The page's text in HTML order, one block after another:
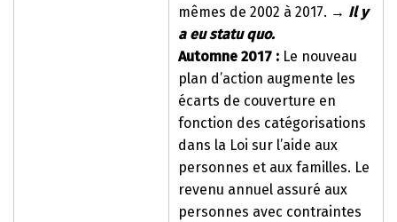
mêmes de 2002 à 2017. → Il y
a eu statu quo.
Automne 2017 : Le nouveau
plan d’action augmente les
écarts de couverture en
fonction des catégorisations
dans la Loi sur l’aide aux
personnes et aux familles. Le
revenu annuel assuré aux
personnes avec contraintes